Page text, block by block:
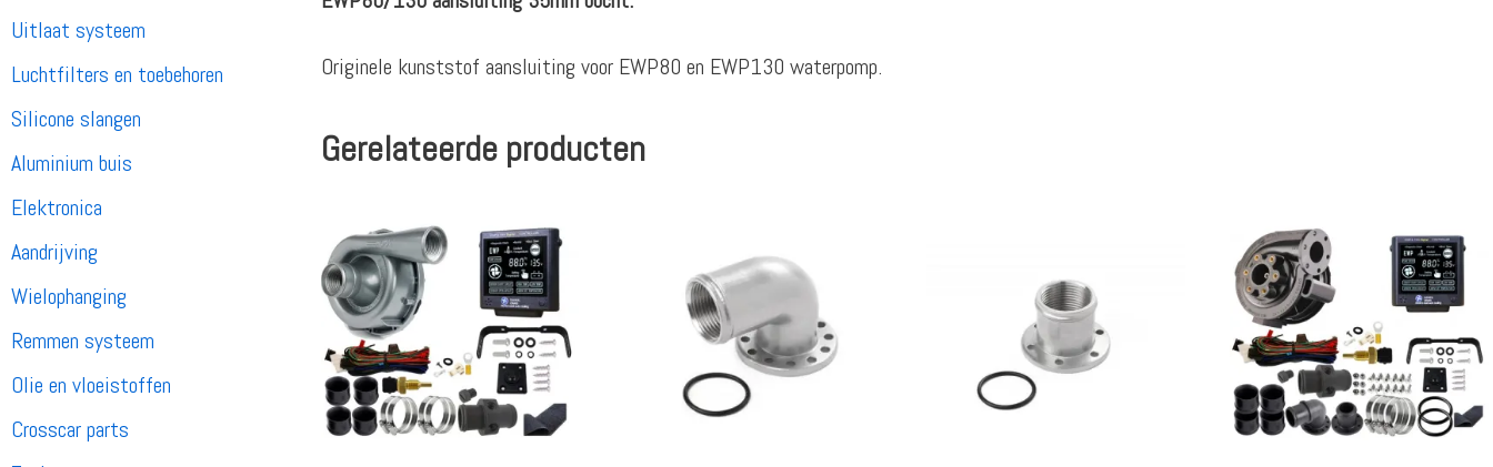
Uitlaat systeem
Luchtfilters en toebehoren
Silicone slangen
Aluminium buis
Elektronica
Aandrijving
Wielophanging
Remmen systeem
Olie en vloeistoffen
Crosscar parts
Originele kunststof aansluiting voor EWP80 en EWP130 waterpomp.
Gerelateerde producten